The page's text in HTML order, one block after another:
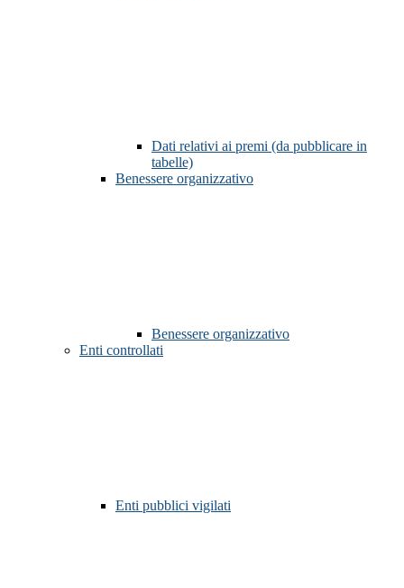
Dati relativi ai premi (da pubblicare in
tabelle)
Benessere organizzativo
Benessere organizzativo
Enti controllati
Enti pubblici vigilati